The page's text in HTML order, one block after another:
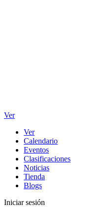
Ver
Ver
Calendario
Eventos
Clasificaciones
Noticias
Tienda
Blogs
Iniciar sesión